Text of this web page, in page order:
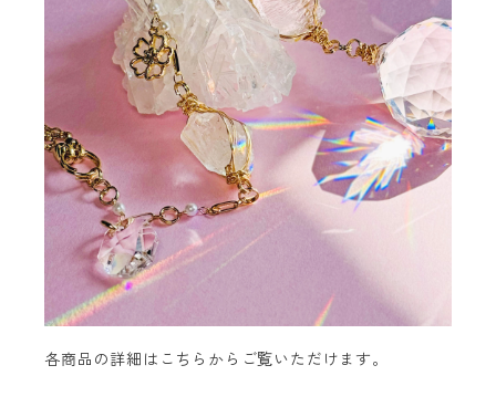
各商品の詳細はこちらからご覧いただけます。